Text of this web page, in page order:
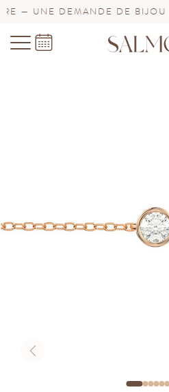
— UNE DEMANDE DE BIJOU